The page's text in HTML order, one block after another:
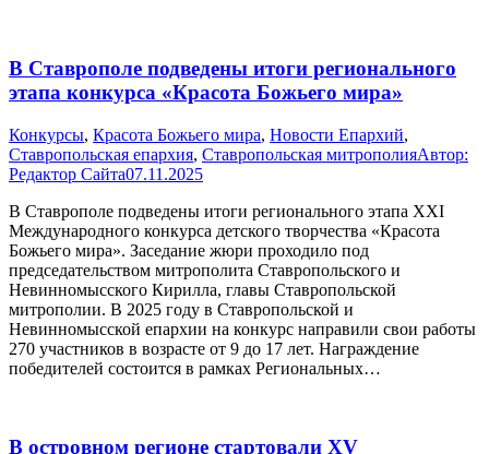
В Ставрополе подведены итоги регионального
этапа конкурса «Красота Божьего мира»
Конкурсы, Красота Божьего мира, Новости Епархий,
Ставропольская епархия, Ставропольская митрополияАвтор:
Редактор Сайта07.11.2025
В Ставрополе подведены итоги регионального этапа XXI
Международного конкурса детского творчества «Красота
Божьего мира». Заседание жюри проходило под
председательством митрополита Ставропольского и
Невинномысского Кирилла, главы Ставропольской
митрополии. В 2025 году в Ставропольской и
Невинномысской епархии на конкурс направили свои работы
270 участников в возрасте от 9 до 17 лет. Награждение
победителей состоится в рамках Региональных…
В островном регионе стартовали XV